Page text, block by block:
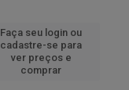
Faça seu login ou
cadastre-se para
ver preços e
comprar